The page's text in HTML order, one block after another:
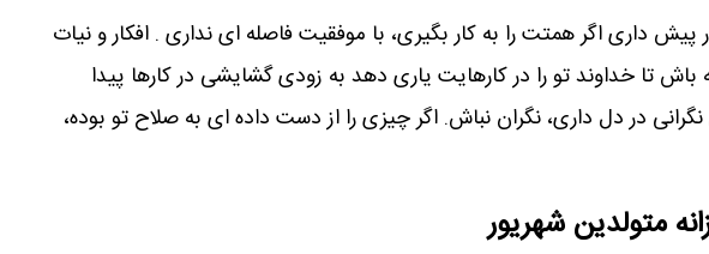
داری اگر همتت را به کار بگیری، با موفقیت فاصله ای نداری . افکار و نیات
تا خداوند تو را در کارهایت یاری دهد به زودی گشایشی در کارها پیدا
در دل داری، نگران نباش. اگر چیزی را از دست داده ای به صلاح تو بوده،
متولدین شهریور